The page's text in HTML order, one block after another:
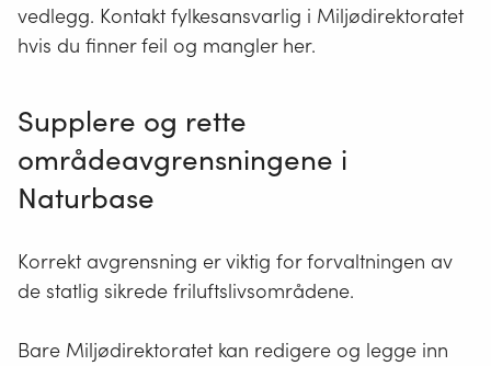
vedlegg. Kontakt fylkesansvarlig i Miljødirektoratet
hvis du finner feil og mangler her.
Supplere og rette
områdeavgrensningene i
Naturbase
Korrekt avgrensning er viktig for forvaltningen av
de statlig sikrede friluftslivsområdene.
Bare Miljødirektoratet kan redigere og legge inn